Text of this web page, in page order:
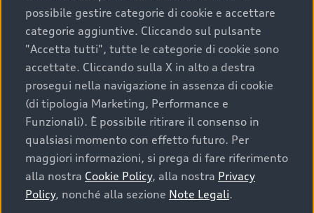
convenienza, affidabilità e sostenibilità. Per fare un
acquisto sicuro, è essenziale considerare aspetti
determinanti come la garanzia inclusa e l’affidabilità del
marchio. Audi offre l’auto usata perfetta tramite Audi
Prima Scelta :plus
Cosa sapere prima di
acquistare la tua prossima
auto
possibile gestire categorie di cookie e accettare
categorie aggiuntive. Cliccando sul pulsante
"Accetta tutti", tutte le categorie di cookie sono
accettate. Cliccando sulla X in alto a destra
prosegui nella navigazione in assenza di cookie
(di tipologia Marketing, Performance e
Funzionali). È possibile ritirare il consenso in
qualsiasi momento con effetto futuro. Per
maggiori informazioni, si prega di fare riferimento
alla nostra Cookie Policy, alla nostra Privacy
Policy, nonché alla sezione Note Legali.